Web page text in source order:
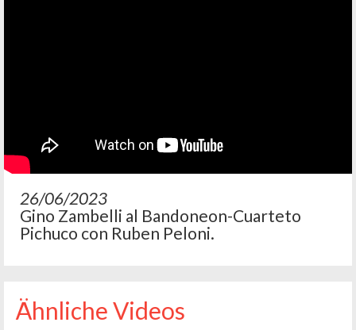
26/06/2023
Gino Zambelli al Bandoneon-Cuarteto
Pichuco con Ruben Peloni.
Ähnliche Videos